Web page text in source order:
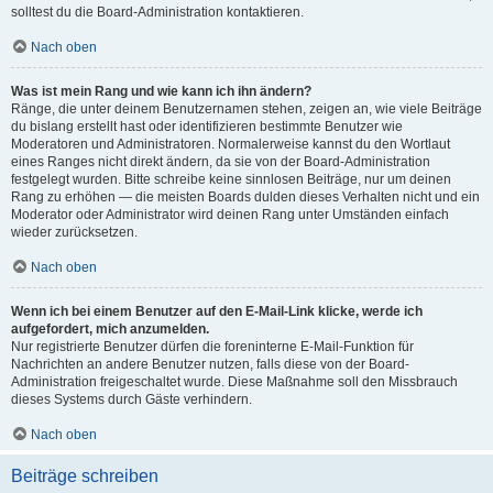
solltest du die Board-Administration kontaktieren.
Nach oben
Was ist mein Rang und wie kann ich ihn ändern?
Ränge, die unter deinem Benutzernamen stehen, zeigen an, wie viele Beiträge
du bislang erstellt hast oder identifizieren bestimmte Benutzer wie
Moderatoren und Administratoren. Normalerweise kannst du den Wortlaut
eines Ranges nicht direkt ändern, da sie von der Board-Administration
festgelegt wurden. Bitte schreibe keine sinnlosen Beiträge, nur um deinen
Rang zu erhöhen — die meisten Boards dulden dieses Verhalten nicht und ein
Moderator oder Administrator wird deinen Rang unter Umständen einfach
wieder zurücksetzen.
Nach oben
Wenn ich bei einem Benutzer auf den E-Mail-Link klicke, werde ich
aufgefordert, mich anzumelden.
Nur registrierte Benutzer dürfen die foreninterne E-Mail-Funktion für
Nachrichten an andere Benutzer nutzen, falls diese von der Board-
Administration freigeschaltet wurde. Diese Maßnahme soll den Missbrauch
dieses Systems durch Gäste verhindern.
Nach oben
Beiträge schreiben